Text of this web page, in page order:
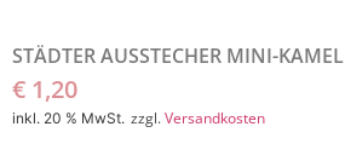
STÄDTER AUSSTECHER MINI-KAMEL
€ 1,20
inkl. 20 % MwSt. zzgl.Versandkosten